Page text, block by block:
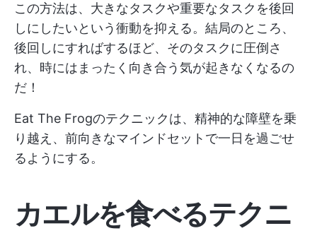
この方法は、大きなタスクや重要なタスクを後回
しにしたいという衝動を抑える。結局のところ、
後回しにすればするほど、そのタスクに圧倒さ
れ、時にはまったく向き合う気が起きなくなるの
だ！
Eat The Frogのテクニックは、精神的な障壁を乗
り越え、前向きなマインドセットで一日を過ごせ
るようにする。
カエルを食べるテクニ